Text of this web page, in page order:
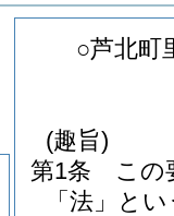
○芦北町
(趣旨)
第1条
この
「法」と